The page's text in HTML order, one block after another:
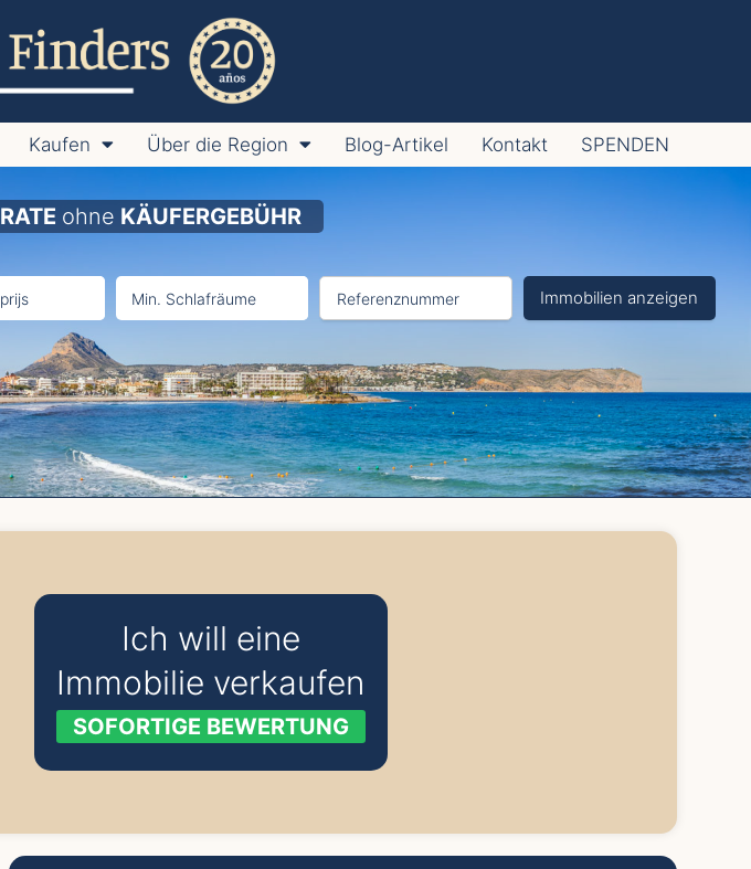
Kaufen Über die Region Blog-Artikel Kontakt SPENDEN
ohne KÄUFERGEBÜHR
Immobilien anzeigen
Ich will eine
Immobilie verkaufen
SOFORTIGE BEWERTUNG